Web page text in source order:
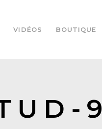
VIDÉOS BOUTIQUE
9